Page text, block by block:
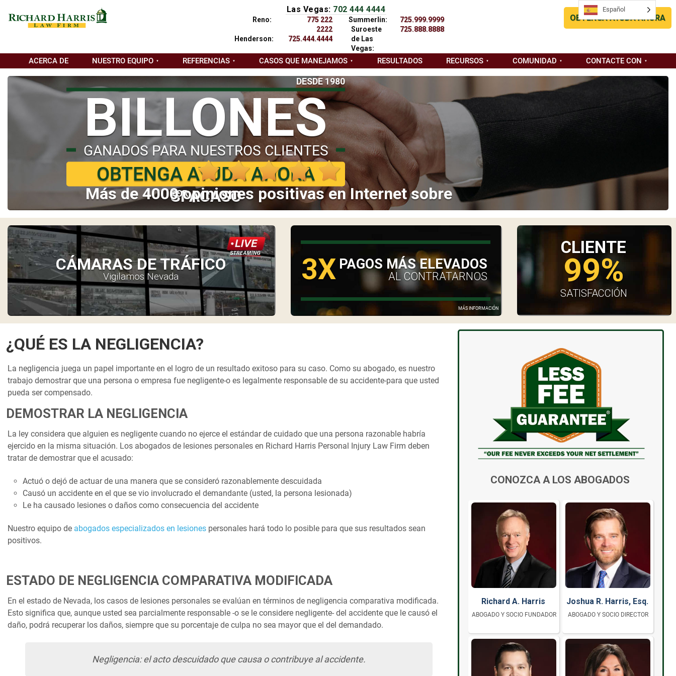
Las Vegas: 702 444 4444
Reno:
775 222
2222
Henderson:
725.444.4444
Summerlin:
725.999.9999
Suroeste
de Las
Vegas:
725.888.8888
OBTENGA AYUDA AHORA
ACERCA DE NUESTRO EQUIPO REFERENCIAS CASOS QUE MANEJAMOS RESULTADOS RECURSOS COMUNIDAD CONTACTE CON
DESDE 1980
BILLONES
GANADOS PARA NUESTROS CLIENTES
OBTENGA AYUDA AHORA
POR
SI ACASO
Más de 4000 opiniones positivas en Internet sobre
CÁMARAS DE TRÁFICO
Vigilamos Nevada
MÁS INFORMACIÓN
3X PAGOS MÁS ELEVADOS
AL CONTRATARNOS
CLIENTE
99%
SATISFACCIÓN
¿QUÉ ES LA NEGLIGENCIA?
La negligencia juega un papel importante en el logro de un resultado exitoso para su caso. Como su abogado, es nuestro
trabajo demostrar que una persona o empresa fue negligente-o es legalmente responsable de su accidente-para que usted
pueda ser compensado.
DEMOSTRAR LA NEGLIGENCIA
La ley considera que alguien es negligente cuando no ejerce el estándar de cuidado que una persona razonable habría
ejercido en la misma situación. Los abogados de lesiones personales en Richard Harris Personal Injury Law Firm deben
tratar de demostrar que el acusado:
Actuó o dejó de actuar de una manera que se consideró razonablemente descuidada
Causó un accidente en el que se vio involucrado el demandante (usted, la persona lesionada)
Le ha causado lesiones o daños como consecuencia del accidente
Nuestro equipo de abogados especializados en lesiones personales hará todo lo posible para que sus resultados sean
positivos.
ESTADO DE NEGLIGENCIA COMPARATIVA MODIFICADA
En el estado de Nevada, los casos de lesiones personales se evalúan en términos de negligencia comparativa modificada.
Esto significa que, aunque usted sea parcialmente responsable -o se le considere negligente- del accidente que le causó el
daño, podrá recuperar los daños, siempre que su porcentaje de culpa no sea mayor que el del demandado.
Negligencia: el acto descuidado que causa o contribuye al accidente.
CONOZCA A LOS ABOGADOS
Richard A. Harris
ABOGADO Y SOCIO FUNDADOR
Joshua R. Harris, Esq.
ABOGADO Y SOCIO DIRECTOR
Español